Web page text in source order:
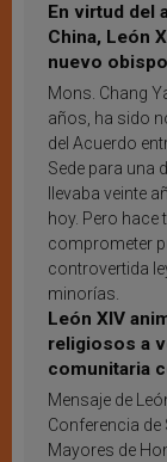
En virtud del
China, León
nuevo obispo
Mons. Chang
años, ha sido
del Acuerdo
Sede para una
llevaba veinte
hoy. Pero
comprometer
controvertida
minorías.
León XIV
religiosos a
comunitaria
inspiración y
Mensaje de
Conferencia de
Mayores de